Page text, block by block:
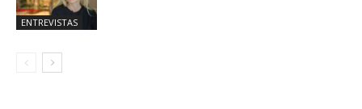
ENTREVISTAS